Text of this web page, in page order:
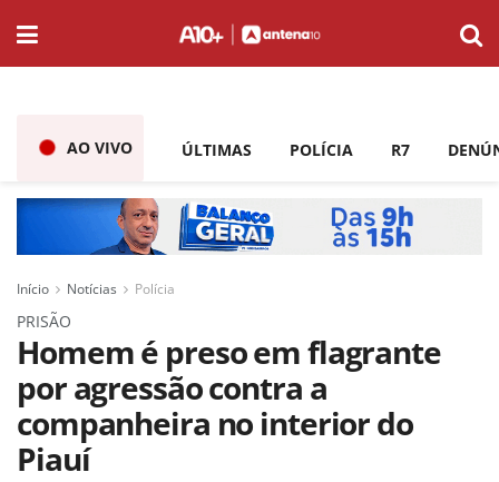
AO VIVO ÚLTIMAS POLÍCIA R7
Início Notícias Polícia
PRISÃO
Homem é preso em flagrante
por agressão contra a
companheira no interior do
Piauí